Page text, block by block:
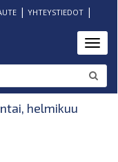
| YHTEYSTIEDOT|
helmikuu